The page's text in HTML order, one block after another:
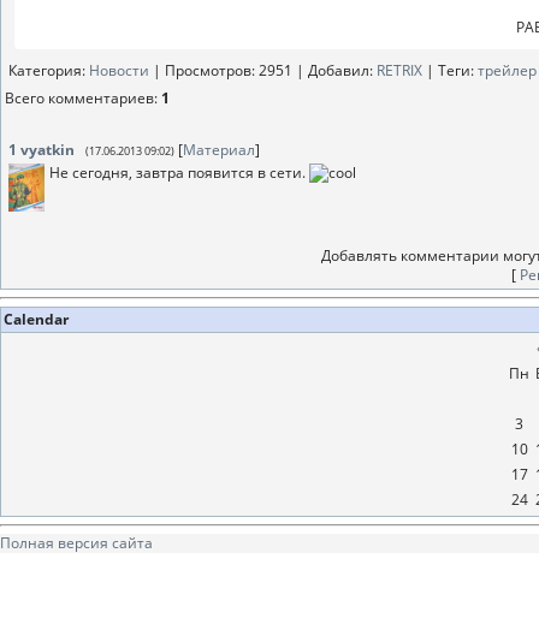
Категория: Новости | Просмотров: 2951 | Добавил: RETRIX | Теги:
Всего комментариев: 1
1 vyatkin (17.06.2013 09:02) [Материал]
Не сегодня, завтра появится в сети.
Добавлять комментарии
[
Calendar
Пн
3
10
17
24
Полная версия сайта